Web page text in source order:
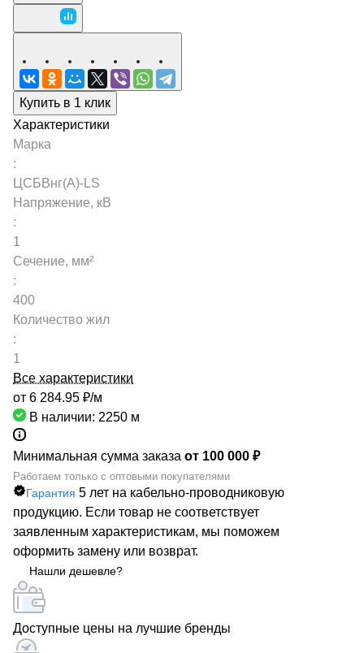
Купить в 1 клик
Характеристики
Марка
:
ЦСБВнг(А)-LS
Напряжение, кВ
:
1
Сечение, мм²
:
400
Количество жил
:
1
Все характеристики
от 6 284.95 ₽/м
В наличии: 2250 м
Минимальная сумма заказа от 100 000 ₽
Работаем только с оптовыми покупателями
Гарантия 5 лет на кабельно-проводниковую
продукцию. Если товар не соответствует
заявленным характеристикам, мы поможем
оформить замену или возврат.
Нашли дешевле?
Доступные цены на лучшие бренды